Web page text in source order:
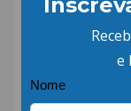
será de
milhões
Estado.